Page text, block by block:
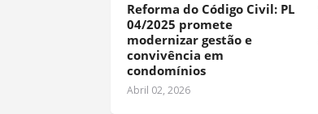
Reforma do Código Civil: PL
04/2025 promete
modernizar gestão e
convivência em
condomínios
Abril 02, 2026